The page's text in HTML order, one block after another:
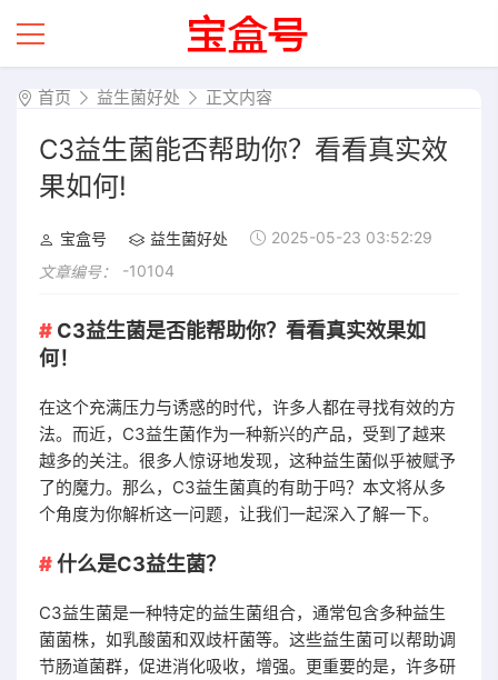
首页 益生菌好处 正文内容
C3益生菌能否帮助你？看看真实效
果如何!
宝盒号 益生菌好处
2025-05-23 03:52:29
文章编号：
-10104
C3益生菌是否能帮助你？看看真实效果如
何！
在这个充满压力与诱惑的时代，许多人都在寻找有效的方
法。而近，C3益生菌作为一种新兴的产品，受到了越来
越多的关注。很多人惊讶地发现，这种益生菌似乎被赋予
了的魔力。那么，C3益生菌真的有助于吗？本文将从多
个角度为你解析这一问题，让我们一起深入了解一下。
什么是C3益生菌？
C3益生菌是一种特定的益生菌组合，通常包含多种益生
菌菌株，如乳酸菌和双歧杆菌等。这些益生菌可以帮助调
节肠道菌群，促进消化吸收，增强。更重要的是，许多研